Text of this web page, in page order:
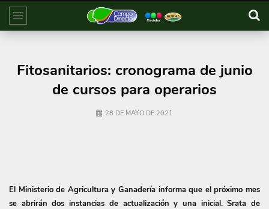
Fitosanitarios: cronograma de junio
de cursos para operarios
28 DE MAYO DE 2021
El Ministerio de Agricultura y Ganadería informa que el próximo mes
se abrirán dos instancias de actualización y una inicial. Srata de